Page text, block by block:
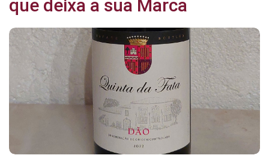
que deixa a sua Marca